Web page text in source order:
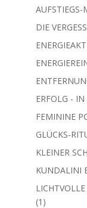
AUFSTIEGS-
DIE
ERFOLG -
FEMININE
GLÜCKS-
KLEINER
KUNDALINI
1 1